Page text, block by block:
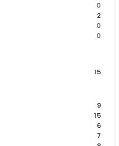
0
2
0
0
15
9
15
6
7